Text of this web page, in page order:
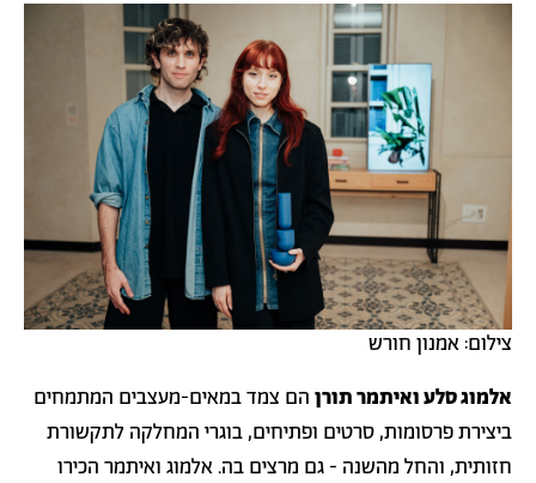
צילום: אמנון חורש
אלמוג סלע ואיתמר תורן הם צמד במאים-מעצבים המתמחים
ביצירת פרסומות, סרטים ופתיחים, בוגרי המחלקה לתקשורת
חזותית, והחל מהשנה - גם מרצים בה. אלמוג ואיתמר הכירו